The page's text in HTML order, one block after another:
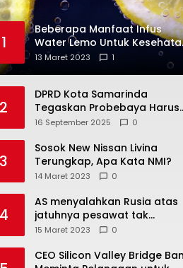
1
Beberapa Manfaat Infus
Water Lemo Untuk
Anda
13 Maret 2023 1
2
DPRD Kota Samarinda
Tegaskan Probebaya Harus
Tepat Sasaran, Bukan Hanya
16 September 2025 0
3
Sosok New Nissan Livina
Terungkap, Apa Kata NMI?
14 Maret 2023 0
4
AS menyalahkan Rusia atas
jatuhnya pesawat tak
berawak di Laut Hitam,
15 Maret 2023 0
CEO Silicon Valley Bridge